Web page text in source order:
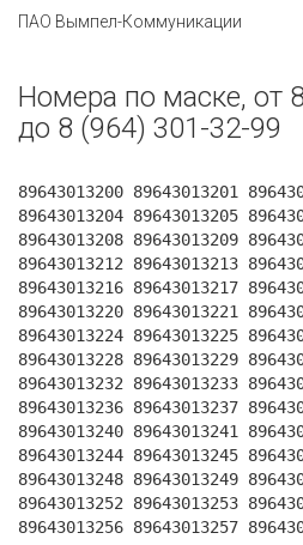
ПАО Вымпел-Коммуникации
Номера по маске, от
до 8 (964) 301-32-99
89643013200 89643013201
89643013204 89643013205
89643013208 89643013209
89643013212 89643013213
89643013216 89643013217
89643013220 89643013221
89643013224 89643013225
89643013228 89643013229
89643013232 89643013233
89643013236 89643013237
89643013240 89643013241
89643013244 89643013245
89643013248 89643013249
89643013252 89643013253
89643013256 89643013257